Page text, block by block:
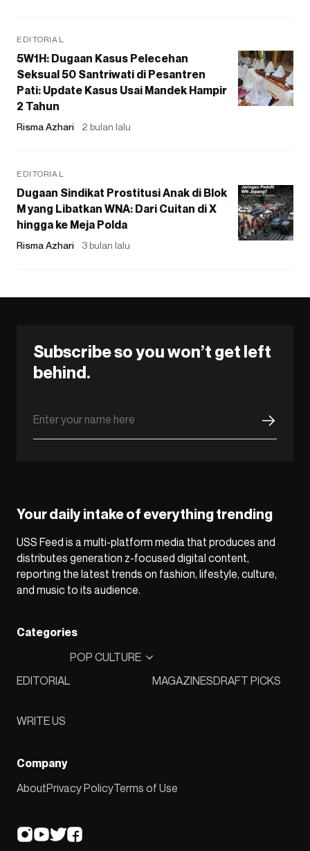
EDITORIAL
5W1H: Dugaan Kasus Pelecehan
Seksual 50 Santriwati di Pesantren
Pati: Update Kasus Usai Mandek Hampir
2 Tahun
Risma Azhari 2 bulan lalu
EDITORIAL
Dugaan Sindikat Prostitusi Anak di Blok
M yang Libatkan WNA: Dari Cuitan di X
hingga ke Meja Polda
Risma Azhari 3 bulan lalu
Subscribe so you won’t get left
behind.
Your daily intake of everything trending
USS Feed is a multi-platform media that produces and
distributes generation z-focused digital content,
reporting the latest trends on fashion, lifestyle, culture,
and music to its audience.
Categories
EDITORIAL
POP CULTURE
MAGAZINESDRAFT PICKS
WRITE US
Company
AboutPrivacy PolicyTerms of Use